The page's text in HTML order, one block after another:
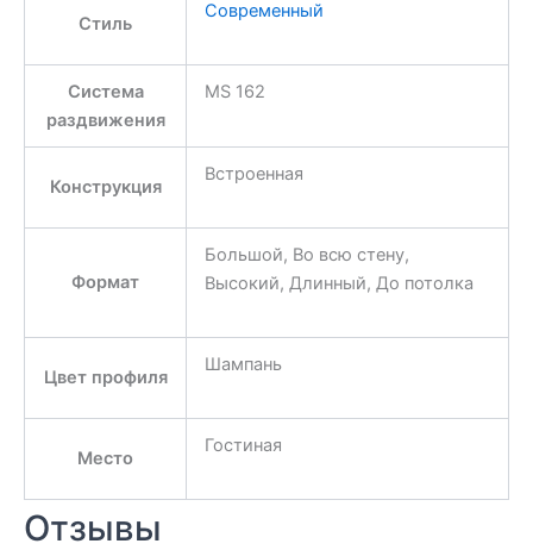
Стиль
Современный
Система
раздвижения
MS 162
Конструкция
Встроенная
Формат
Большой, Во всю стену,
Высокий, Длинный, До потолка
Цвет профиля
Шампань
Место
Гостиная
Отзывы